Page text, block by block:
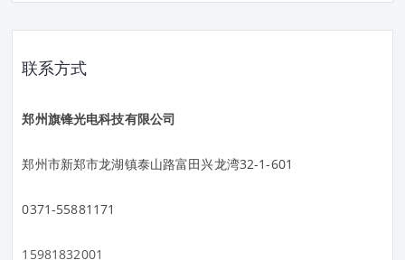
联系方式
郑州旗锋光电科技有限公司
郑州市新郑市龙湖镇泰山路富田兴龙湾32-1-601
0371-55881171
15981832001